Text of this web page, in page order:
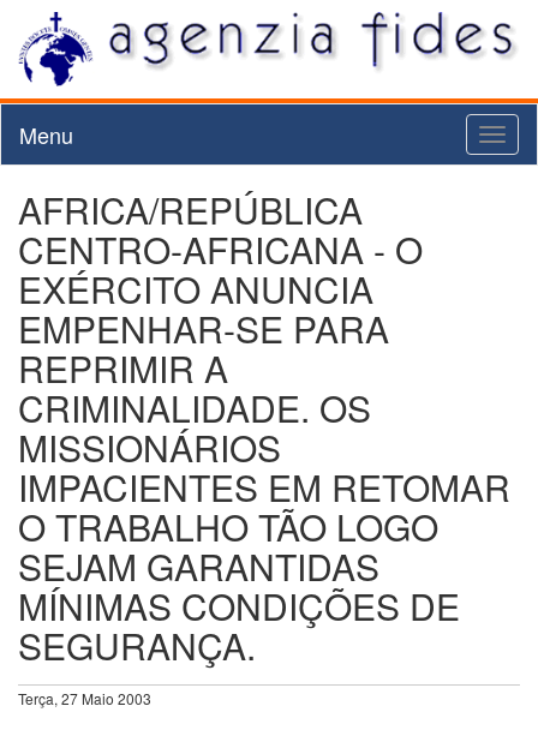
Menu
AFRICA/REPÚBLICA
CENTRO-AFRICANA - O
EXÉRCITO ANUNCIA
EMPENHAR-SE PARA
REPRIMIR A
CRIMINALIDADE. OS
MISSIONÁRIOS
IMPACIENTES EM RETOMAR
O TRABALHO TÃO LOGO
SEJAM GARANTIDAS
MÍNIMAS CONDIÇÕES DE
SEGURANÇA.
Terça, 27 Maio 2003